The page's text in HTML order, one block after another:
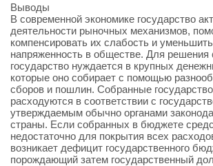
Выводы
В современной экономике государство
деятельности рыночных механизмов,
компенсировать их слабость и
напряженность в обществе. Для решения
государство нуждается в крупных
которые оно собирает с помощью
сборов и пошлин. Собранные
расходуются в соответствии с
утверждаемым обычно органами
страны. Если собранных в бюджете
недостаточно для покрытия всех
возникает дефицит государственного
порождающий затем государственный